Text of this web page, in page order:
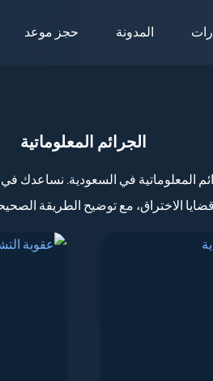
المدونة حجز موعد
الجرائم المعلوماتية
المعلوماتية في السعودية. نساعدك في
الاختراق، مع توضيح الطريقة